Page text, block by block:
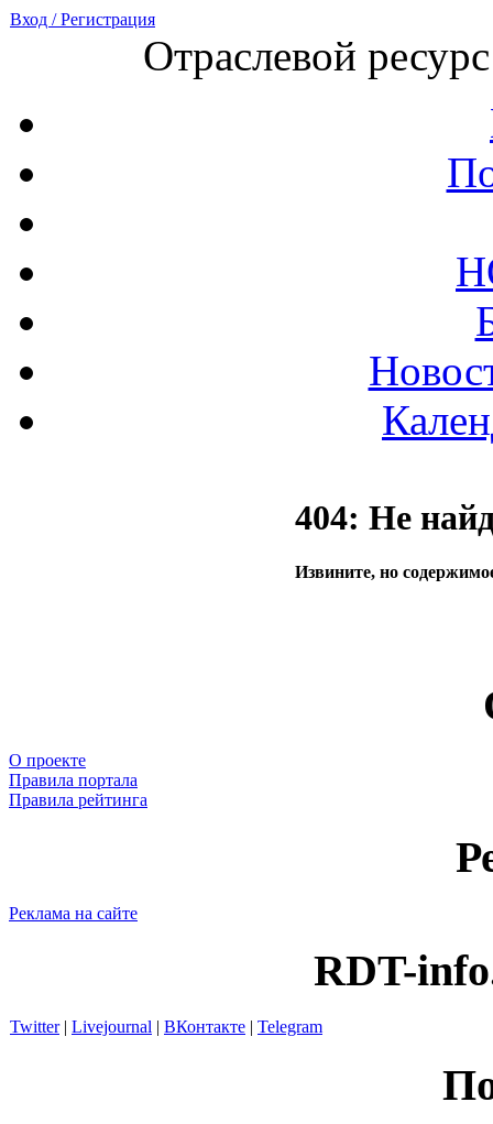
Вход / Регистрация
Отраслевой
404: Не
Извините, но
О проекте
Правила портала
Правила рейтинга
Реклама на сайте
RDT-
Twitter| Livejournal | ВКонтакте | Telegram